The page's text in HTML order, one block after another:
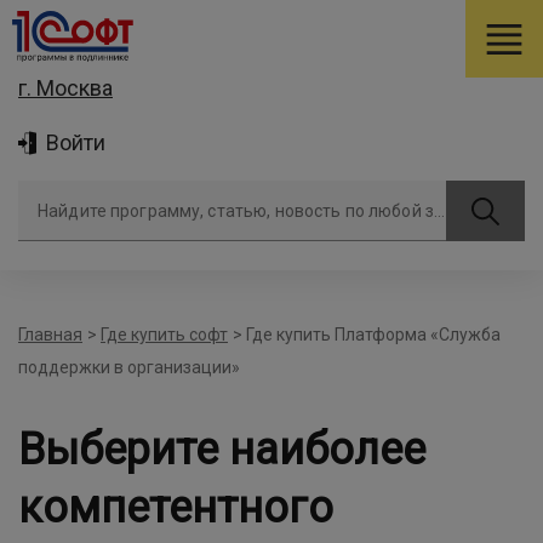
г. Москва
Войти
Главная > Где купить софт > Где купить Платформа «Служба
поддержки в организации»
Выберите наиболее
компетентного